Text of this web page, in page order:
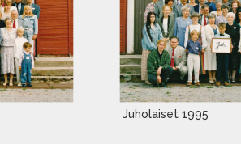
Juholaiset 1995